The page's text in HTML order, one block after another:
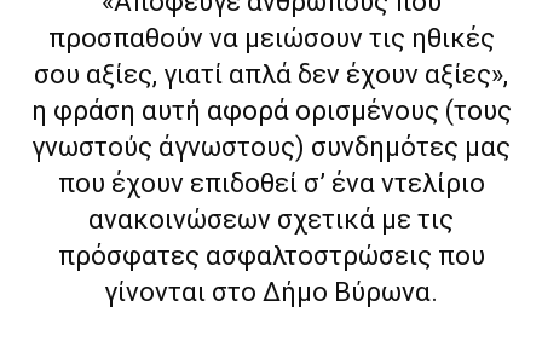
porn
προσπαθούν να μειώσουν τις ηθικές
σου αξίες, γιατί απλά δεν έχουν αξίες»,
η φράση αυτή αφορά ορισμένους (τους
γνωστούς άγνωστους) συνδημότες μας
που έχουν επιδοθεί σ’ ένα ντελίριο
ανακοινώσεων σχετικά με τις
πρόσφατες ασφαλτοστρώσεις που
γίνονται στο Δήμο Βύρωνα.